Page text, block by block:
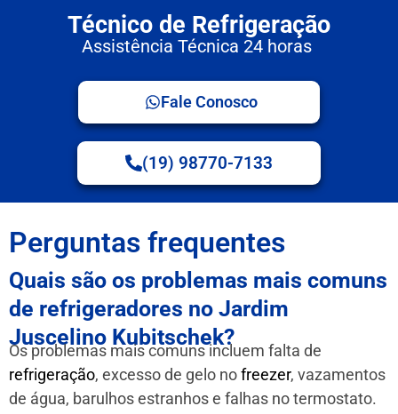
Técnico de Refrigeração
Assistência Técnica 24 horas
Fale Conosco
(19) 98770-7133
Perguntas frequentes
Quais são os problemas mais comuns
de refrigeradores no Jardim
Juscelino Kubitschek?
Os problemas mais comuns incluem falta de
refrigeração, excesso de gelo nofreezer, vazamentos
de água, barulhos estranhos e falhas no termostato.